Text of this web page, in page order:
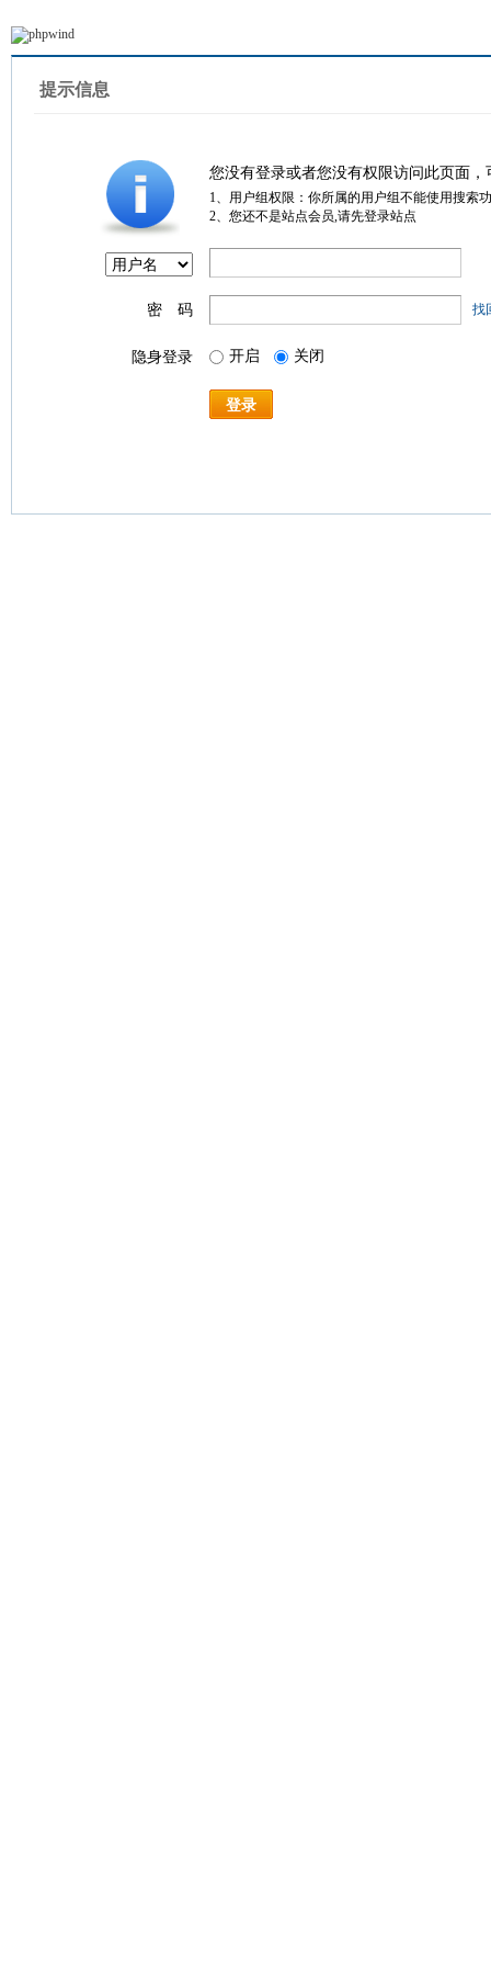
提示信息
您没有登录或者您没有权限访问此页面
1、用户组权限：你所属的用户组不能使用搜索
2、您还不是站点会员,请先登录站点
密 码 找
隐身登录 开启 关闭
登录